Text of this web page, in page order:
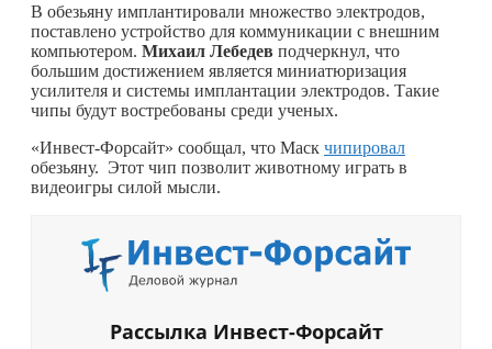
В обезьяну имплантировали множество электродов,
поставлено устройство для коммуникации с внешним
компьютером. Михаил Лебедев подчеркнул, что
большим достижением является миниатюризация
усилителя и системы имплантации электродов. Такие
чипы будут востребованы среди ученых.
«Инвест-Форсайт» сообщал, что Маск чипировал
обезьяну. Этот чип позволит животному играть в
видеоигры силой мысли.
Рассылка Инвест-Форсайт